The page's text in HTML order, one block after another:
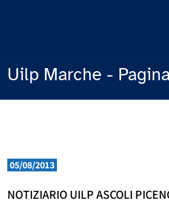
Uilp Marche -
05/08/2013
NOTIZIARIO UILP ASCOLI